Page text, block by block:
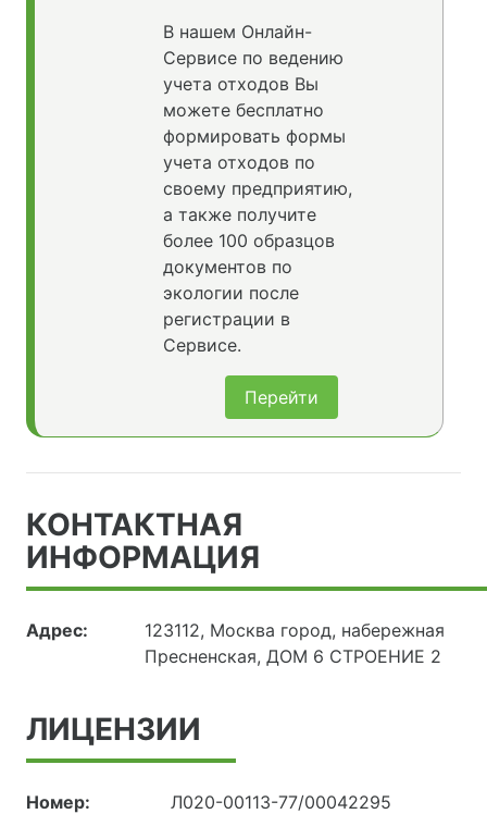
В нашем Онлайн-
Сервисе по ведению
учета отходов Вы
можете бесплатно
формировать формы
учета отходов по
своему предприятию,
а также получите
более 100 образцов
документов по
экологии после
регистрации в
Сервисе.
Перейти
КОНТАКТНАЯ
ИНФОРМАЦИЯ
Адрес:
123112, Москва город, набережная
Пресненская, ДОМ 6 СТРОЕНИЕ 2
ЛИЦЕНЗИИ
Номер:
Л020-00113-77/00042295